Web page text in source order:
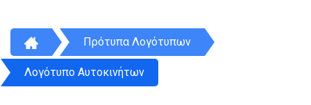
Πρότυπα Λογότυπων
Λογότυπο Αυτοκινήτων